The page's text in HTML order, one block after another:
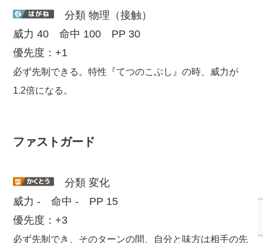
分類 物理（接触）
威力 40 命中 100 PP 30
優先度：+1
必ず先制できる。特性『てつのこぶし』の時、威力が
1.2倍になる。
ファストガード
分類 変化
威力 - 命中 - PP 15
優先度：+3
必ず先制でき、そのターンの間、自分と味方は相手の先